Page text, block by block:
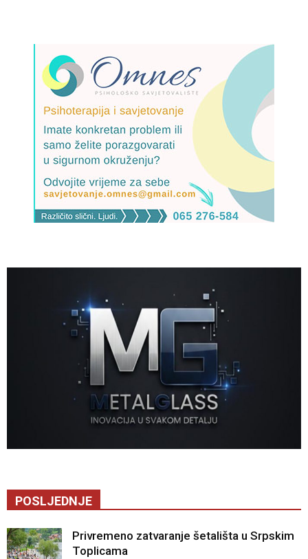
POSLJEDNJE
Privremeno zatvaranje šetališta u Srpskim
Toplicama